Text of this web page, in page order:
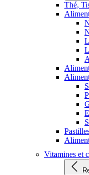
Thé,
Vitamines et